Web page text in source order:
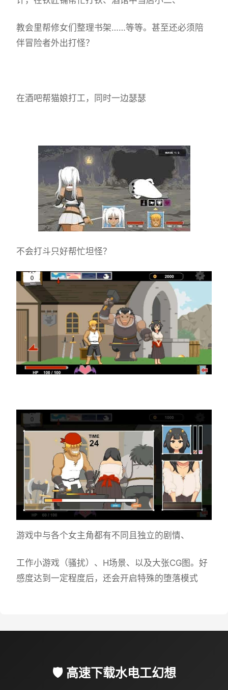
教会里帮修女们整理书架……等等。甚至还必须陪
伴冒险者外出打怪？
在酒吧帮猫娘打工，同时一边瑟瑟
不会打斗只好帮忙坦怪？
游戏中与各个女主角都有不同且独立的剧情、
工作小游戏（骚扰）、H场景、以及大张CG图。好
感度达到一定程度后，还会开启特殊的堕落模式
🛡️ 高速下载水电工幻想